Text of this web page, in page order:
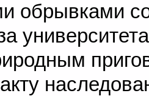
обрывками